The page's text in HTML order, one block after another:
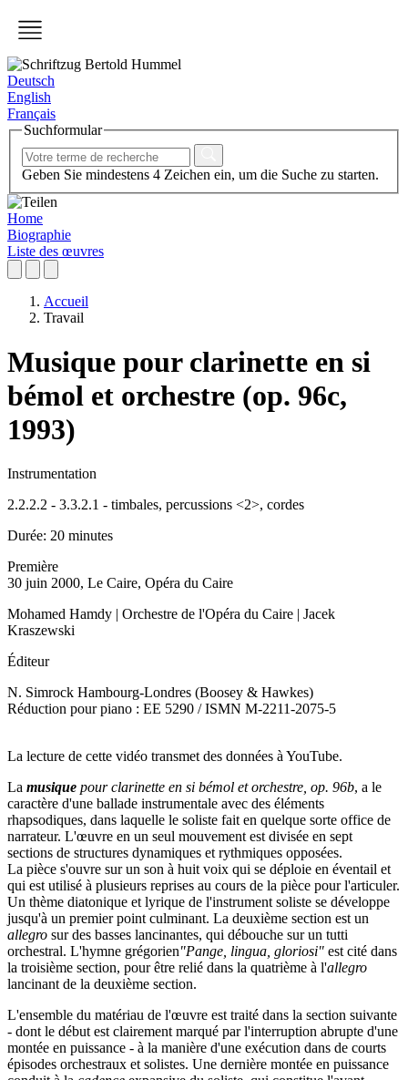
Deutsch
English
Français
Suchformular
Geben Sie mindestens 4 Zeichen ein, um die Suche zu starten.
Home
Biographie
Liste des œuvres
Accueil
Travail
Musique pour clarinette en si
bémol et orchestre (op. 96c,
1993)
Instrumentation
2.2.2.2 - 3.3.2.1 - timbales, percussions <2>, cordes
Durée: 20 minutes
Première
30 juin 2000, Le Caire, Opéra du Caire
Mohamed Hamdy | Orchestre de l'Opéra du Caire | Jacek
Kraszewski
Éditeur
N. Simrock Hambourg-Londres (Boosey & Hawkes)
Réduction pour piano : EE 5290 / ISMN M-2211-2075-5
La lecture de cette vidéo transmet des données à YouTube.
La musique pour clarinette en si bémol et orchestre, op. 96b, a le
caractère d'une ballade instrumentale avec des éléments
rhapsodiques, dans laquelle le soliste fait en quelque sorte office de
narrateur. L'œuvre en un seul mouvement est divisée en sept
sections de structures dynamiques et rythmiques opposées.
La pièce s'ouvre sur un son à huit voix qui se déploie en éventail et
qui est utilisé à plusieurs reprises au cours de la pièce pour l'articuler.
Un thème diatonique et lyrique de l'instrument soliste se développe
jusqu'à un premier point culminant. La deuxième section est un
allegro sur des basses lancinantes, qui débouche sur un tutti
orchestral. L'hymne grégorien"Pange, lingua, gloriosi" est cité dans
la troisième section, pour être relié dans la quatrième à l'allegro
lancinant de la deuxième section.
L'ensemble du matériau de l'œuvre est traité dans la section suivante
- dont le début est clairement marqué par l'interruption abrupte d'une
montée en puissance - à la manière d'une exécution dans de courts
épisodes orchestraux et solistes. Une dernière montée en puissance